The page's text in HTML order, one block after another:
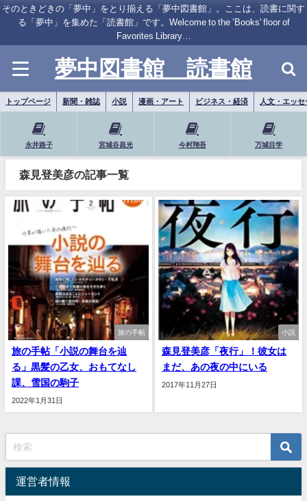
そのときどきの「夢中」をとり揃える「夢中図書館」。ここは、読書に関す
る「夢中」を集めた「読書館」です。Welcome to the ’Books' floor of
Favorites Library…
夢中図書館 読書館
トップページ 新聞・雑誌 小説 漫画・アート ビジネス・経済 人文・エッセ
永井路子 宮城谷昌光 今村翔吾 万城目学
森見登美彦の記事一覧
旅の手帖
旅の手帖「小説の舞台を辿
る」黒髪の乙女、おもてなし
課、雪国の駒子
2022年1月31日
小説
森見登美彦「夜行」！彼女は
まだ、あの夜の中にいる
2017年11月27日
運営者情報